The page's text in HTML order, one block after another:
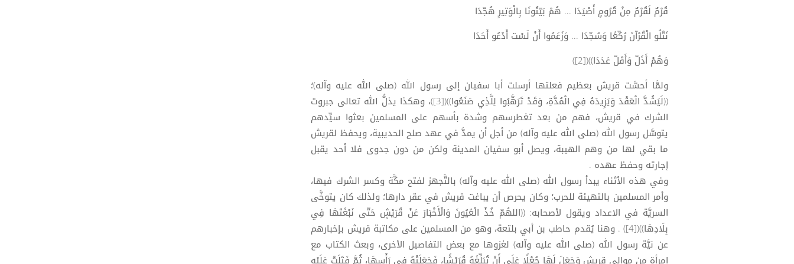
قُرْمٌ لَقُرْمٌ مِنْ قُرُومٍ أَصْيَدَا ... هُمْ بَيّتُونَا بِالْوَتِيرِ هُجّدَا
نَتْلُو الْقُرْآنَ رُكّعًا وَسُجّدَا ... وَزَعَمُوا أَنْ لَسْت أَدْعُو أَحَدَا
وَهُمْ أَذَلّ وَأَقَلّ عَدَدَا))([2])
ولمَّا أحسَّت قريش بعظيم فعلتها أرسلت أبا سفيان إلى رسول الله (صلى الله عليه وآله)؛
((لَيَشُدَّ الْعَقْدَ وَيَزِيدَهُ فِي الْمُدَّةِ، وَقَدْ تَرَهَّبُوا لِلَّذِي صَنَعُوا))([3])، وهكذا يذلُّ الله تعالى جبروت
الشرك في قريش، فهم من بعد تغطرسهم وشدة بأسهم على المسلمين بعثوا سيِّدهم
يتوسَّل رسول الله (صلى الله عليه وآله) من أجل أن يمدَّ في عهد صلح الحديبية، ويحفظ لقريش
ما بقي لها من وهم الهيبة، ويصل أبو سفيان المدينة ولكن من دون جدوى فلا أحد يقبل
إجارته وحفظ عهده .
وفي هذه الأثناء يبدأ رسول الله (صلى الله عليه وآله) بالتَّجهز لفتح مكَّة وكسر الشرك فيها،
وأمر المسلمين بالتهيئة للحرب؛ وكان يحرص أن يباغت قريش في عقر دارها؛ ولذلك كان يتوخَّى
السريَّة في الاعداد ويقول لأصحابه: ((اللهُمّ خُذْ الْعُيُونَ وَالْأَخْبَارَ عَنْ قُرَيْشٍ حَتّى نَبْغَتَهَا فِي
بِلَادِهَا))([4]) . وهنا يُقدم حاطب بن أبي بلتعة، وهو من المسلمين على مكاتبة قريش بإخبارهم
عن نيَّة رسول الله (صلى الله عليه وآله) لغزوها مع بعض التفاصيل الأخرى، وبعث الكتاب مع